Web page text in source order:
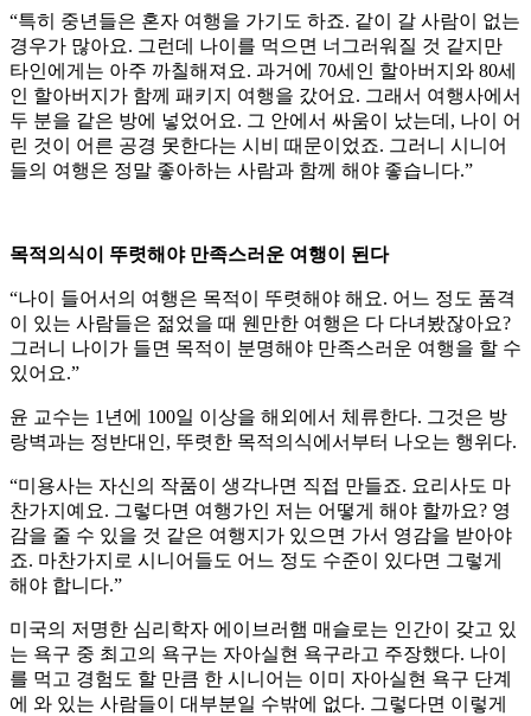
“특히 중년들은 혼자 여행을 가기도 하죠. 같이 갈 사람이 없는
경우가 많아요. 그런데 나이를 먹으면 너그러워질 것 같지만
타인에게는 아주 까칠해져요. 과거에 70세인 할아버지와 80세
인 할아버지가 함께 패키지 여행을 갔어요. 그래서 여행사에서
두 분을 같은 방에 넣었어요. 그 안에서 싸움이 났는데, 나이 어
린 것이 어른 공경 못한다는 시비 때문이었죠. 그러니 시니어
들의 여행은 정말 좋아하는 사람과 함께 해야 좋습니다.”
목적의식이 뚜렷해야 만족스러운 여행이 된다
“나이 들어서의 여행은 목적이 뚜렷해야 해요. 어느 정도 품격
이 있는 사람들은 젊었을 때 웬만한 여행은 다 다녀봤잖아요?
그러니 나이가 들면 목적이 분명해야 만족스러운 여행을 할 수
있어요.”
윤 교수는 1년에 100일 이상을 해외에서 체류한다. 그것은 방
랑벽과는 정반대인, 뚜렷한 목적의식에서부터 나오는 행위다.
“미용사는 자신의 작품이 생각나면 직접 만들죠. 요리사도 마
찬가지예요. 그렇다면 여행가인 저는 어떻게 해야 할까요? 영
감을 줄 수 있을 것 같은 여행지가 있으면 가서 영감을 받아야
죠. 마찬가지로 시니어들도 어느 정도 수준이 있다면 그렇게
해야 합니다.”
미국의 저명한 심리학자 에이브러햄 매슬로는 인간이 갖고 있
는 욕구 중 최고의 욕구는 자아실현 욕구라고 주장했다. 나이
를 먹고 경험도 할 만큼 한 시니어는 이미 자아실현 욕구 단계
에 와 있는 사람들이 대부분일 수밖에 없다. 그렇다면 이렇게